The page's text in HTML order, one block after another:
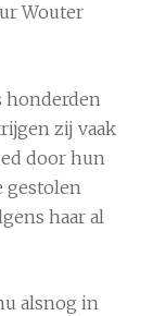
Wouter
honderden
zij vaak
door hun
gestolen
haar al
alsnog in